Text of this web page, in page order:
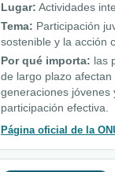
Lugar: Actividades
Tema: Participación
sostenible y la acción
Por qué importa: las
de largo plazo
generaciones jóvenes
participación efectiva.
Página oficial de la